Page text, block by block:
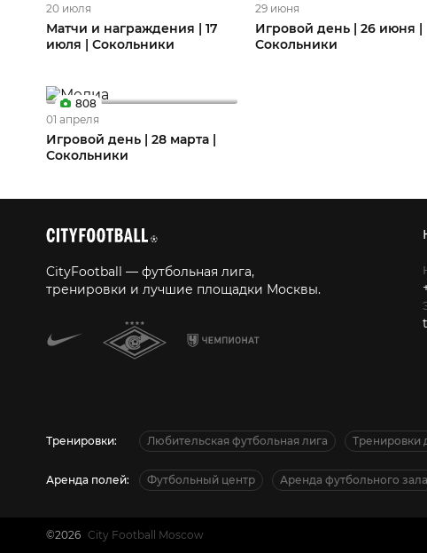
20 июля
Матчи и награждения | 17
июля | Сокольники
29 июня
Игровой день | 26 июня |
Сокольники
808
01 апреля
Игровой день | 28 марта |
Сокольники
CityFootball — футбольная лига,
тренировки и лучшие площадки Москвы.
Тренировки: Любительская футбольная лига Тренировки
Аренда полей: Футбольный центр Аренда футбольного зала
©2026 City Football Moscow